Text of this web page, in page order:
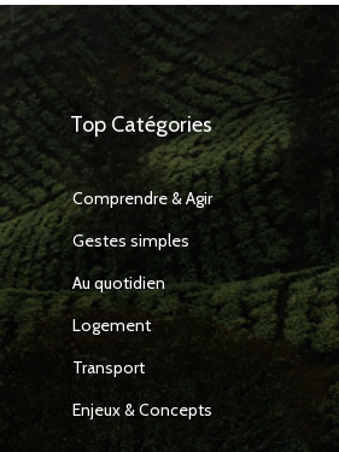
Top Catégories
Comprendre & Agir
Gestes simples
Au quotidien
Logement
Transport
Enjeux & Concepts